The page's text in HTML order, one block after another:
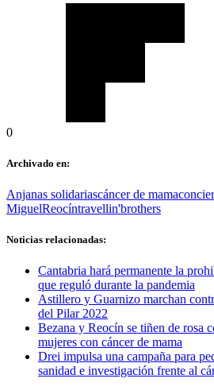
0
Archivado en:
Anjanas solidariascáncer de mama
MiguelReocíntravellin'brothers
Noticias relacionadas:
Cantabria hará permanente la
que reguló durante la pandemia
Astillero y Guarnizo marchan
del Pilar 2022
Bezana y Reocín se tiñen de rosa
mujeres con cáncer de mama
Drei impulsa una campaña para
sanidad e investigación frente al